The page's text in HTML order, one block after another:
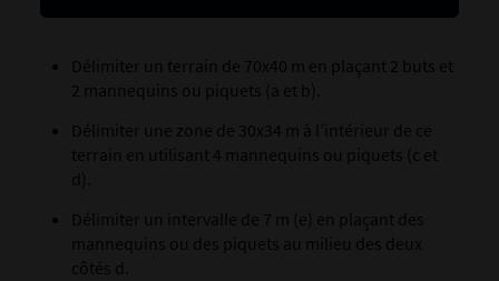
Délimiter un terrain de 70x40 m en plaçant 2 buts et
2 mannequins ou piquets (a et b).
Délimiter une zone de 30x34 m à l’intérieur de ce
terrain en utilisant 4 mannequins ou piquets (c et
d).
Délimiter un intervalle de 7 m (e) en plaçant des
mannequins ou des piquets au milieu des deux
côtés d.